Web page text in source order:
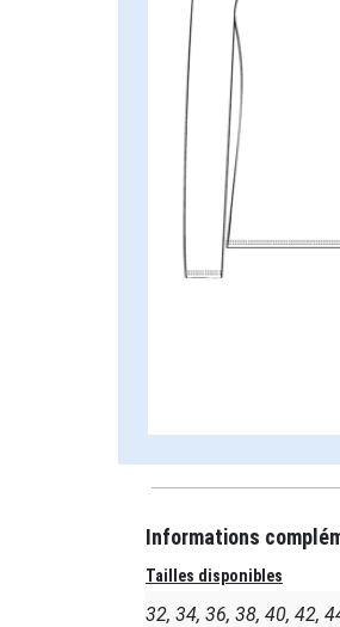
Informations
Tailles disponibles
32, 34, 36, 38, 40, 42,